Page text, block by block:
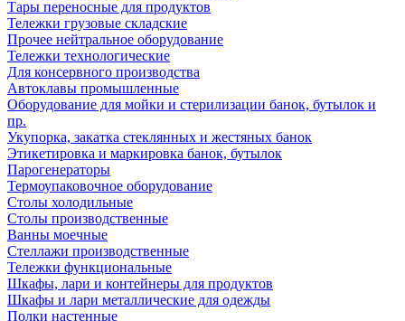
Тары переносные для продуктов
Тележки грузовые складские
Прочее нейтральное оборудование
Тележки технологические
Для консервного производства
Автоклавы промышленные
Оборудование для мойки и стерилизации банок, бутылок и
пр.
Укупорка, закатка стеклянных и жестяных банок
Этикетировка и маркировка банок, бутылок
Парогенераторы
Термоупаковочное оборудование
Столы холодильные
Столы производственные
Ванны моечные
Стеллажи производственные
Тележки функциональные
Шкафы, лари и контейнеры для продуктов
Шкафы и лари металлические для одежды
Полки настенные